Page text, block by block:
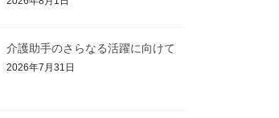
介護助手のさらなる活躍に向けて
2026年7月31日